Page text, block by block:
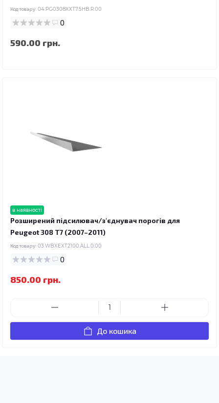
Код товару: 04.PG0308XXT7.5HB.R.00
0
590.00 грн.
в наявності
Розширений підсилювач/з'єднувач порогів для
Peugeot 308 T7 (2007–2011)
Код товару: 03.WBXEXT2100.ALL.0.00
0
850.00 грн.
До кошика